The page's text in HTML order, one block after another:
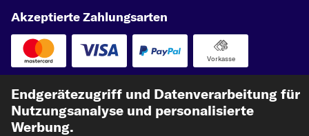
Akzeptierte Zahlungsarten
Vorkasse
Unsere Versandpartner
Endgerätezugriff und Datenverarbeitung für
Nutzungsanalyse und personalisierte
Werbung.